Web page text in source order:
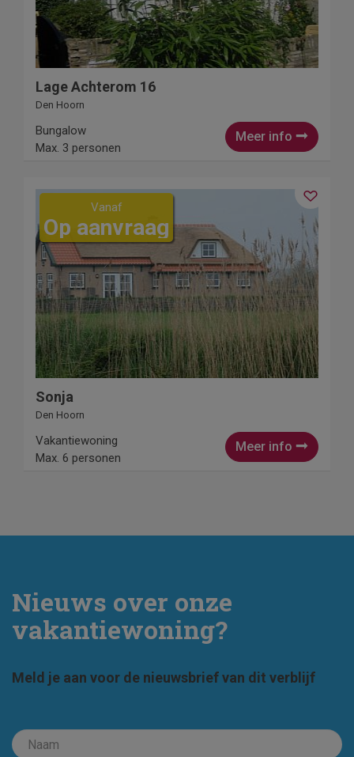
Lage Achterom 16
Den Hoorn
Meer info
Bungalow
Max. 3 personen
Vanaf
Op aanvraag
Sonja
Den Hoorn
Meer info
Vakantiewoning
Max. 6 personen
Nieuws over onze
vakantiewoning?
Meld je aan voor de nieuwsbrief van dit verblijf